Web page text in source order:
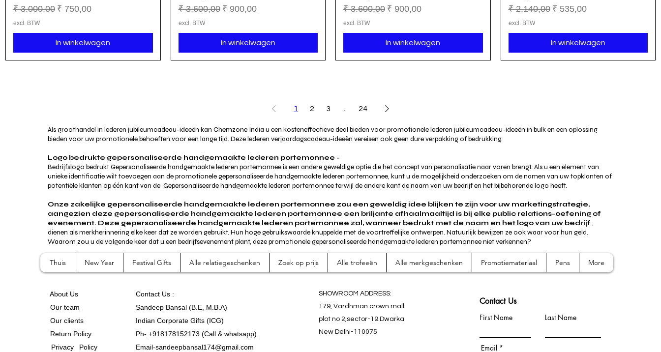
Normale prijs
₹ 3.000,00 Verkoopprijs
₹ 750,00
excl. BTW
In winkelwagen
Normale prijs
₹ 3.600,00 Verkoopprijs
₹ 900,00
excl. BTW
In winkelwagen
Normale prijs
₹ 3.600,00 Verkoopprijs
₹ 900,00
excl. BTW
In winkelwagen
Normale prijs
₹ 2.140,00 Verkoopprijs
₹ 535,00
excl. BTW
In winkelwagen
1 2 3 24
Als groothandel in lederen jubileumcadeau-ideeën kan Chemzone India u een kosteneffectieve deal bieden voor promotionele lederen jubileumcadeau-ideeën in bulk en een oplossing
bieden voor uw promotionele behoeften voor een lange tijd. Deze lederen verjaardagscadeau-ideeën vereisen ook geen dure verpakking of bedrukking.
Logo bedrukte gepersonaliseerde handgemaakte lederen portemonnee -
Bedrijfslogo bedrukt Gepersonaliseerde handgemaakte lederen portemonnee is een andere geweldige optie die het concept van personalisatie naar voren brengt. Als u een element van
unieke identificatie wilt toevoegen aan de promotionele gepersonaliseerde handgemaakte lederen portemonnee, kunt u de mogelijkheid onderzoeken om de namen van uw topklanten of
potentiële klanten op één kant van de Gepersonaliseerde handgemaakte lederen portemonnee terwijl de andere kant de naam van uw bedrijf en het bijbehorende logo heeft.
Onze zakelijke gepersonaliseerde handgemaakte lederen portemonnee zou een geweldig idee blijken te zijn voor uw marketingstrategie,
aangezien deze gepersonaliseerde handgemaakte lederen portemonnee een briljante afhaalmaaltijd is bij elke public relations-oefening of
evenement. Deze gepersonaliseerde handgemaakte lederen portemonnee zal, wanneer bedrukt met de naam en het logo van uw bedrijf ,
dienen als merkherinnering elke keer dat ze worden gebruikt. Hun hoge gebruikswaarde knuppelde met de voortreffelijke ontwerpen. Natuurlijk bewijzen ze ook waar voor hun geld.
Waarom zou u de volgende keer dat u een bedrijfsevenement plant, deze promotionele gepersonaliseerde handgemaakte lederen portemonnee niet verkennen?
Thuis New Year Festival Gifts Alle relatiegeschenken Zoek op prijs Alle trofeeën Alle merkgeschenken Promotiemateriaal Pens More
About Us
Our team
Our clients
Return Policy
Privacy Policy
Contact Us :
Sandeep Bansal (B.E, M.B.A)
Indian Corporate Gifts (ICG)
Ph- +918178152173 (Call & whatsapp)
Email-sandeepbansal174@gmail.com
SHOWROOM ADDRESS:
179, Vardhman crown mall
plot no 2,sector-19.Dwarka
New Delhi-110075
Contact Us
First Name Last Name
Email